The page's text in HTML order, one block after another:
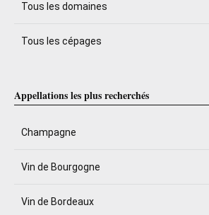
Tous les domaines
Tous les cépages
Appellations les plus recherchés
Champagne
Vin de Bourgogne
Vin de Bordeaux